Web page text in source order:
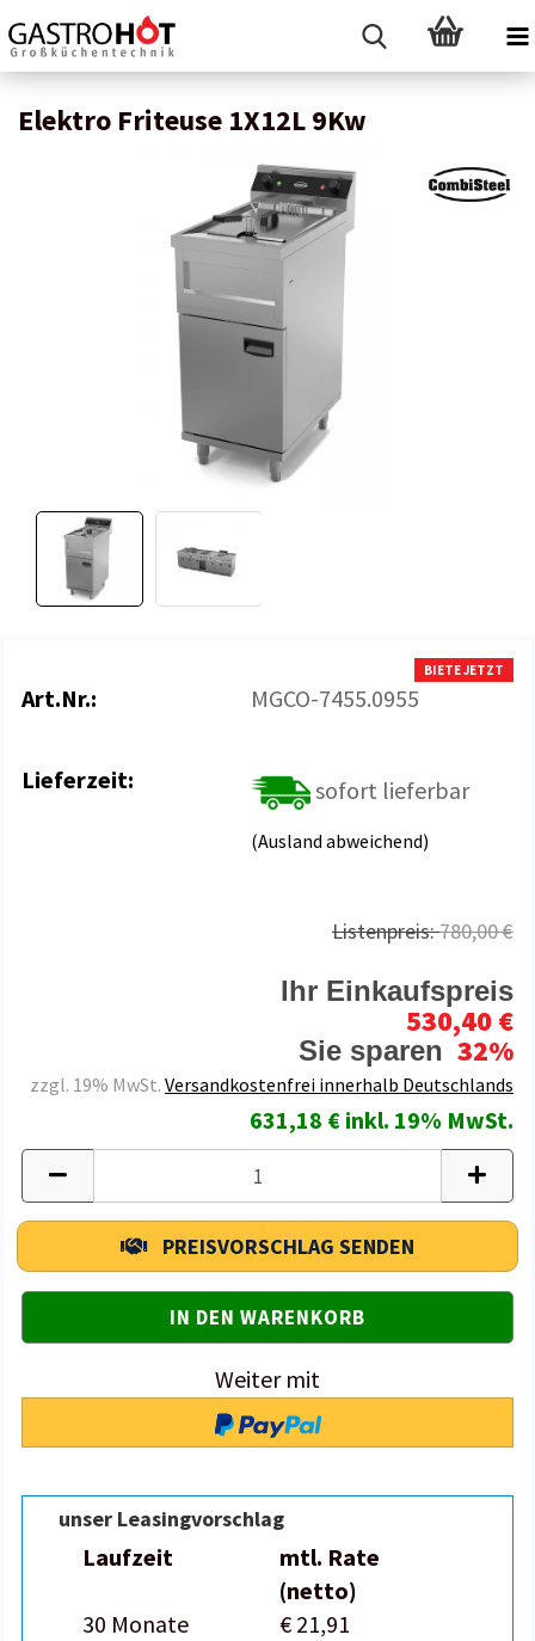
Elektro Friteuse 1X12L 9Kw
BIETE JETZT
Art.Nr.: MGCO-7455.0955
Lieferzeit: sofort lieferbar
(Ausland abweichend)
Listenpreis:780,00 €
Ihr Einkaufspreis
530,40 €
Sie sparen 32%
zzgl. 19% MwSt. Versandkostenfrei innerhalb Deutschlands
631,18 € inkl. 19% MwSt.
PREISVORSCHLAG SENDEN
Weiter mit
unser Leasingvorschlag
Laufzeit
mtl. Rate
(netto)
30 Monate
€ 21,91